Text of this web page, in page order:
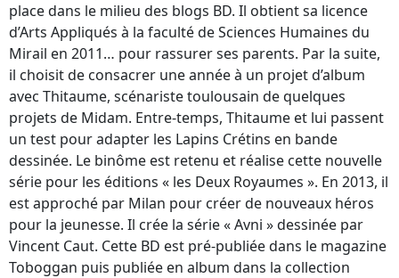
place dans le milieu des blogs BD. Il obtient sa licence
d’Arts Appliqués à la faculté de Sciences Humaines du
Mirail en 2011… pour rassurer ses parents. Par la suite,
il choisit de consacrer une année à un projet d’album
avec Thitaume, scénariste toulousain de quelques
projets de Midam. Entre-temps, Thitaume et lui passent
un test pour adapter les Lapins Crétins en bande
dessinée. Le binôme est retenu et réalise cette nouvelle
série pour les éditions « les Deux Royaumes ». En 2013, il
est approché par Milan pour créer de nouveaux héros
pour la jeunesse. Il crée la série « Avni » dessinée par
Vincent Caut. Cette BD est pré-publiée dans le magazine
Toboggan puis publiée en album dans la collection